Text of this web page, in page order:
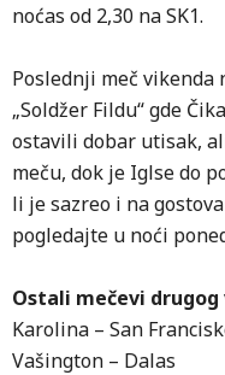
noćas od 2,30 na SK1.
Poslednji meč
„Soldžer Fildu“ gde
ostavili dobar utisak,
meču, dok je Iglse do
li je sazreo i na
pogledajte u noći
Ostali mečevi drugog
Karolina – San
Vašington – Dalas